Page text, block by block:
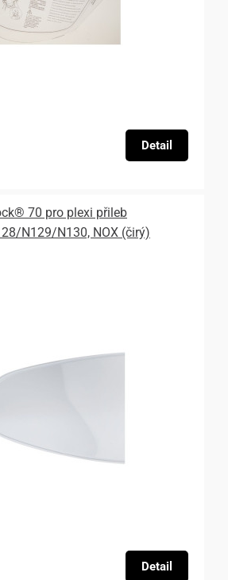
Detail
70 pro plexi přileb
N129/N130, NOX (čirý)
Detail